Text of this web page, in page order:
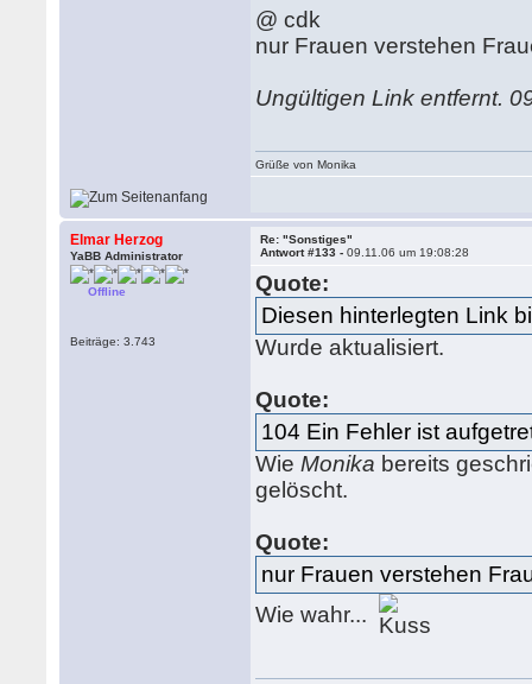
@ cdk
nur Frauen verstehen
Ungültigen Link entfernt.
Grüße von Monika
Elmar Herzog
YaBB Administrator
Offline
Beiträge: 3.743
Re: "Sonstiges"
Antwort #133 -09.11.06 um 19:08:28
Quote:
Diesen hinterlegten Link
Wurde aktualisiert.
Quote:
104 Ein Fehler ist
WieMonika bereits
gelöscht.
Quote:
nur Frauen verstehen
Wie wahr...